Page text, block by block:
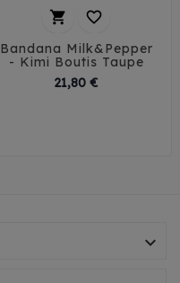
 
Bandana Milk&Pepper
- Kimi Boutis Taupe
21,80 €
